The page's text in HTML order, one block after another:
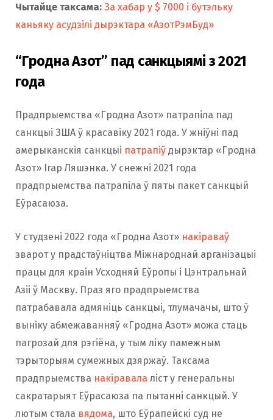
Чытайце таксама: За хабар у $ 7000 і бутэльку
каньяку асудзілі дырэктара «АзотРэмБуд»
“Гродна Азот” пад санкцыямі з 2021
года
Прадпрыемства «Гродна Азот» патрапіла пад
санкцыі ЗША ў красавіку 2021 года. У жніўні пад
амерыканскія санкцыі патрапіў дырэктар «Гродна
Азот» Ігар Ляшэнка. У снежні 2021 года
прадпрыемства патрапіла ў пяты пакет санкцый
Еўрасаюза.
У студзені 2022 года «Гродна Азот» накіраваў
зварот у прадстаўніцтва Міжнароднай арганізацыі
працы для краін Усходняй Еўропы і Цэнтральнай
Азіі ў Маскву. Праз яго прадпрыемства
патрабавала адмяніць санкцыі, тлумачачы, што ў
выніку абмежаванняў «Гродна Азот» можа стаць
пагрозай для рэгіёна, у тым ліку памежным
тэрыторыям сумежных дзяржаў. Таксама
прадпрыемства накіравала ліст у генеральны
сакратарыят Еўрасаюза па пытанні санкцый. У
лютым стала вядома, што Еўрапейскі суд не